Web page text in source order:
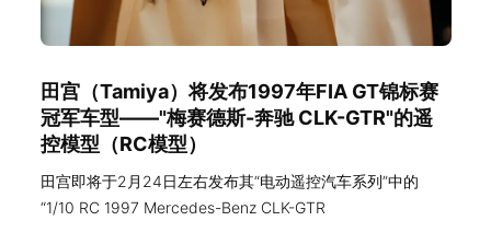
田宫（Tamiya）将发布1997年FIA GT锦标赛
冠军车型——"梅赛德斯-奔驰 CLK-GTR"的遥
控模型（RC模型）
田宫即将于2月24日左右发布其“电动遥控汽车系列”中的
“1/10 RC 1997 Mercedes-Benz CLK-GTR